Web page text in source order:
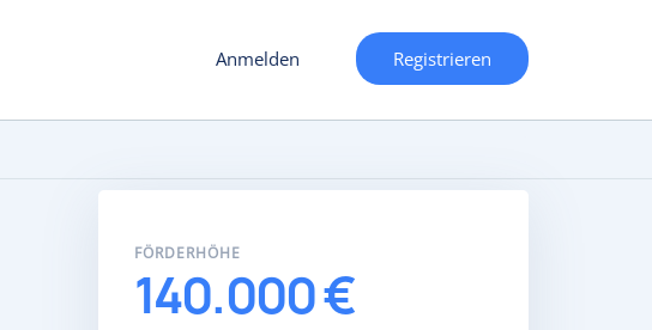
Anmelden Registrieren
FÖRDERHÖHE
140.000 €